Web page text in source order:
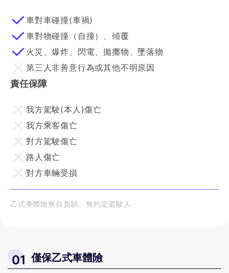
車對車碰撞(車禍)
車對物碰撞（自撞）、傾覆
火災、爆炸、閃電、拋擲物、墜落物
第三人非善意行為或其他不明原因
責任保障
我方駕駛(本人)傷亡
我方乘客傷亡
對方駕駛傷亡
路人傷亡
對方車輛受損
乙式車體險無自負額、無約定駕駛人
01 僅保乙式車體險